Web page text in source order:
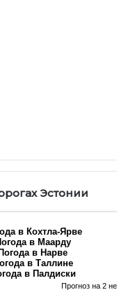
Эстонии
в Кохтла-Ярве
в Маарду
в Нарве
в Таллине
в Палдиски
Прогноз на 2